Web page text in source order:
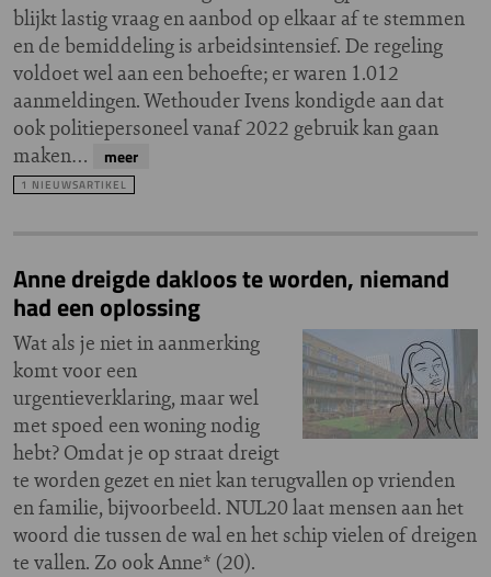
blijkt lastig vraag en aanbod op elkaar af te stemmen
en de bemiddeling is arbeidsintensief. De regeling
voldoet wel aan een behoefte; er waren 1.012
aanmeldingen. Wethouder Ivens kondigde aan dat
ook politiepersoneel vanaf 2022 gebruik kan gaan
maken…
meer
1 NIEUWSARTIKEL
Anne dreigde dakloos te worden, niemand
had een oplossing
Wat als je niet in aanmerking
komt voor een
urgentieverklaring, maar wel
met spoed een woning nodig
hebt? Omdat je op straat dreigt
te worden gezet en niet kan terugvallen op vrienden
en familie, bijvoorbeeld. NUL20 laat mensen aan het
woord die tussen de wal en het schip vielen of dreigen
te vallen. Zo ook Anne* (20).